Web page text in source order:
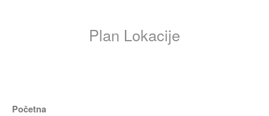
Plan Lokacije
Početna